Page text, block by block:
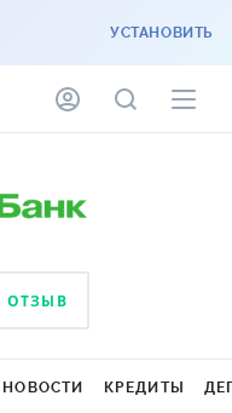
УСТАНОВИТЬ
ОТЗЫВ
НОВОСТИ КРЕДИТЫ